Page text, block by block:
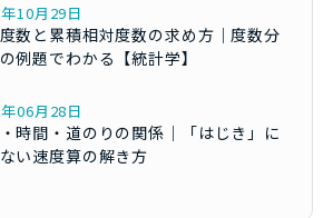
10月29日
数と累積相対度数の求め方｜度数分
例題でわかる【統計学】
06月28日
時間・道のりの関係｜「はじき」に
い速度算の解き方